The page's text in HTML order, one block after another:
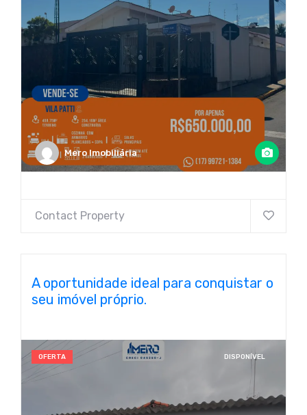
Mero Imobiliária
Contact Property
A oportunidade ideal para conquistar o
seu imóvel próprio.
OFERTA DISPONÍVEL